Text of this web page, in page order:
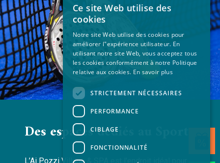
Des espaces dédiés au Sport
L’Ai Pozzi Village & SPA est l'endroit idéal pour
GERMAN
Ce site Web utilise des
cookies
Notre site Web utilise des cookies pour
améliorer l"expérience utilisateur. En
utilisant notre site Web, vous acceptez tous
les cookies conformément à notre Politique
relative aux cookies. En savoir plus
STRICTEMENT NÉCESSAIRES
PERFORMANCE
CIBLAGE
FONCTIONNALITÉ